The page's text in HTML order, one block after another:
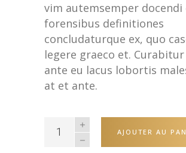
vim autemsemper docendi
forensibus definitiones
concludaturque ex, quo
legere graeco et.
ante eu lacus lobortis
at et ante.
AJOUTER AU